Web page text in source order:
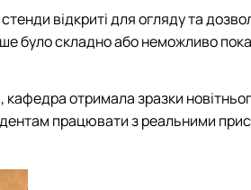
відкриті для огляду та
було складно або неможливо
, кафедра отримала зразки
працювати з реальними